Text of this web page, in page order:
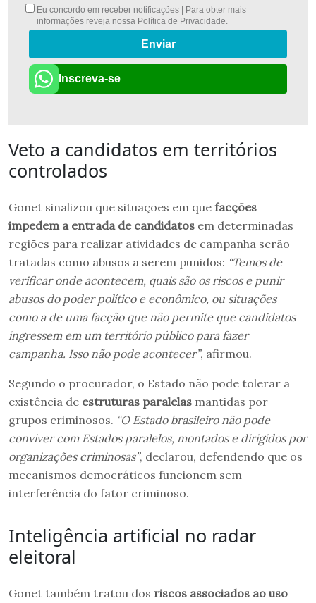
Eu concordo em receber notificações | Para obter mais
informações reveja nossa Política de Privacidade.
Enviar
Inscreva-se
Veto a candidatos em territórios
controlados
Gonet sinalizou que situações em que facções
impedem a entrada de candidatos em determinadas
regiões para realizar atividades de campanha serão
tratadas como abusos a serem punidos: “Temos de
verificar onde acontecem, quais são os riscos e punir
abusos do poder político e econômico, ou situações
como a de uma facção que não permite que candidatos
ingressem em um território público para fazer
campanha. Isso não pode acontecer”, afirmou.
Segundo o procurador, o Estado não pode tolerar a
existência de estruturas paralelas mantidas por
grupos criminosos. “O Estado brasileiro não pode
conviver com Estados paralelos, montados e dirigidos por
organizações criminosas”, declarou, defendendo que os
mecanismos democráticos funcionem sem
interferência do fator criminoso.
Inteligência artificial no radar
eleitoral
Gonet também tratou dos riscos associados ao uso